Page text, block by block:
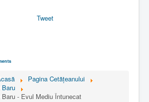
Tweet
Pagina Cetăţeanului
Baru
- Evul Mediu Întunecat